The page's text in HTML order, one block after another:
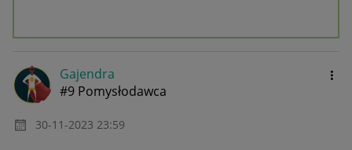
Gajendra
#9 Pomysłodawca
‎30-11-2023 23:59